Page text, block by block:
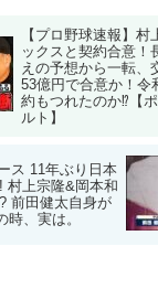
【プロ野球速報】
ックスと契約合意！
えの予想から一転、
53億円で合意か！令
約もつれたのか⁉︎【
ルト】
ス 11年ぶり日本
村上宗隆&岡本和
前田健太自身が
、実は。